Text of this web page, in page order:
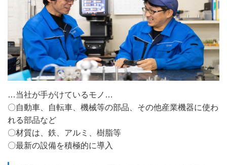
…当社が手がけているモノ…
〇自動車、自転車、機械等の部品、その他産業機器に使わ
れる部品など
〇材質は、鉄、アルミ、樹脂等
〇最新の設備を積極的に導入